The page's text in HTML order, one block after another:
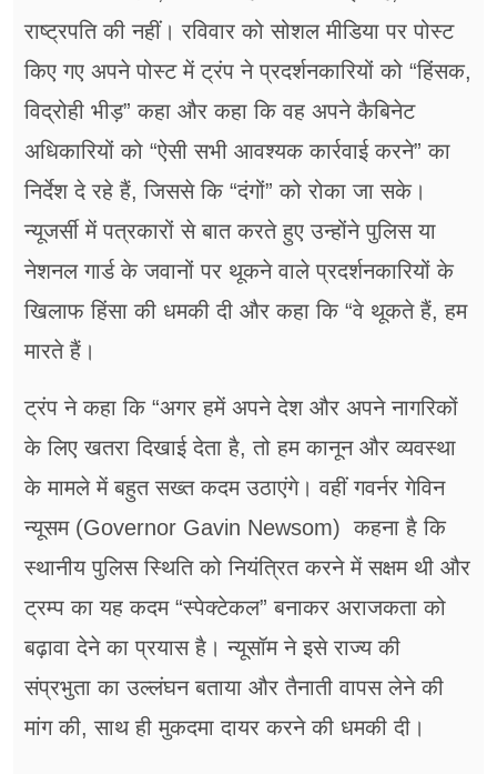
राष्ट्रपति की नहीं। रविवार को सोशल मीडिया पर पोस्ट
किए गए अपने पोस्ट में ट्रंप ने प्रदर्शनकारियों को “हिंसक,
विद्रोही भीड़” कहा और कहा कि वह अपने कैबिनेट
अधिकारियों को “ऐसी सभी आवश्यक कार्रवाई करने” का
निर्देश दे रहे हैं, जिससे कि “दंगों” को रोका जा सके।
न्यूजर्सी में पत्रकारों से बात करते हुए उन्होंने पुलिस या
नेशनल गार्ड के जवानों पर थूकने वाले प्रदर्शनकारियों के
खिलाफ हिंसा की धमकी दी और कहा कि “वे थूकते हैं, हम
मारते हैं।
ट्रंप ने कहा कि “अगर हमें अपने देश और अपने नागरिकों
के लिए खतरा दिखाई देता है, तो हम कानून और व्यवस्था
के मामले में बहुत सख्त कदम उठाएंगे। वहीं गवर्नर गेविन
न्यूसम (Governor Gavin Newsom) कहना है कि
स्थानीय पुलिस स्थिति को नियंत्रित करने में सक्षम थी और
ट्रम्प का यह कदम “स्पेक्टेकल” बनाकर अराजकता को
बढ़ावा देने का प्रयास है। न्यूसॉम ने इसे राज्य की
संप्रभुता का उल्लंघन बताया और तैनाती वापस लेने की
मांग की, साथ ही मुकदमा दायर करने की धमकी दी।